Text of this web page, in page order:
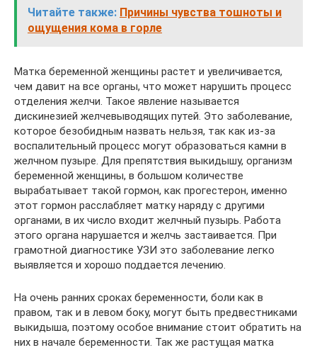
Читайте также: Причины чувства тошноты и
ощущения кома в горле
Матка беременной женщины растет и увеличивается,
чем давит на все органы, что может нарушить процесс
отделения желчи. Такое явление называется
дискинезией желчевыводящих путей. Это заболевание,
которое безобидным назвать нельзя, так как из-за
воспалительный процесс могут образоваться камни в
желчном пузыре. Для препятствия выкидышу, организм
беременной женщины, в большом количестве
вырабатывает такой гормон, как прогестерон, именно
этот гормон расслабляет матку наряду с другими
органами, в их число входит желчный пузырь. Работа
этого органа нарушается и желчь застаивается. При
грамотной диагностике УЗИ это заболевание легко
выявляется и хорошо поддается лечению.
На очень ранних сроках беременности, боли как в
правом, так и в левом боку, могут быть предвестниками
выкидыша, поэтому особое внимание стоит обратить на
них в начале беременности. Так же растущая матка